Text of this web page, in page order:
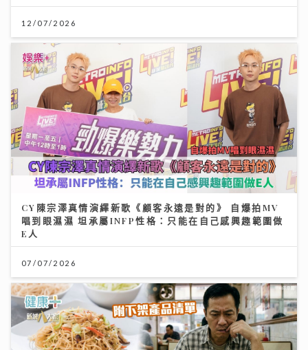
12/07/2026
CY陳宗澤真情演繹新歌《顧客永遠是對的》 自爆拍MV
唱到眼濕濕 坦承屬INFP性格：只能在自己感興趣範圍做
E人
07/07/2026